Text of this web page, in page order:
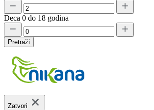
Deca 0 do 18 godina
Pretraži
Zatvori